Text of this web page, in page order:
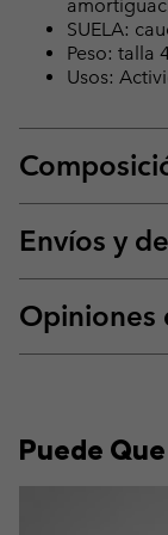
SUELA:
Peso: talla
Usos:
Envíos y
Opiniones
Puede